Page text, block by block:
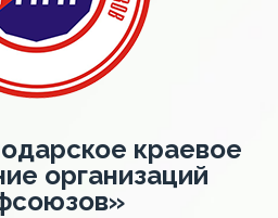
краевое
организаций